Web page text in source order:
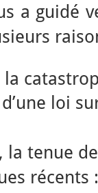
a guidé
loi
tenue
récents